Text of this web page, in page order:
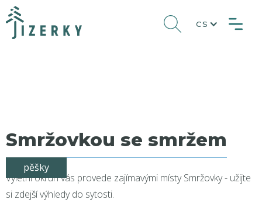
CS
Smržovkou se smržem
pěšky
Výletní okruh vás provede zajímavými místy Smržovky - užijte
si zdejší výhledy do sytosti.